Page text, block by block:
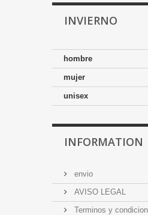
INVIERNO
hombre
mujer
unisex
INFORMATION
envio
AVISO LEGAL
Terminos y